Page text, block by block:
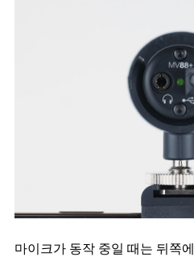
마이크가 동작 중일 때는 뒤쪽